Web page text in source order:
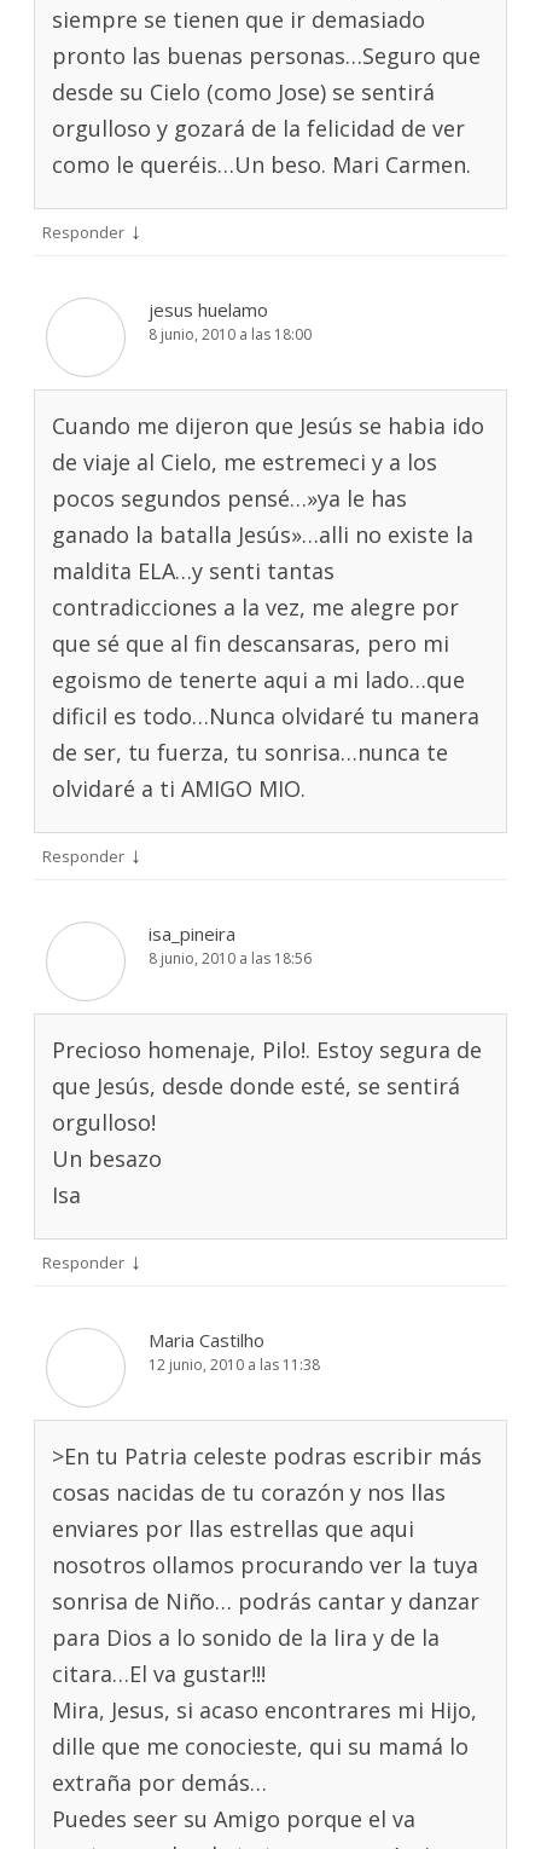
siempre se tienen que ir demasiado
pronto las buenas personas…Seguro que
desde su Cielo (como Jose) se sentirá
orgulloso y gozará de la felicidad de ver
como le queréis…Un beso. Mari Carmen.
Responder ↓
jesus huelamo
8 junio, 2010 a las 18:00
Cuando me dijeron que Jesús se habia ido
de viaje al Cielo, me estremeci y a los
pocos segundos pensé…»ya le has
ganado la batalla Jesús»…alli no existe la
maldita ELA…y senti tantas
contradicciones a la vez, me alegre por
que sé que al fin descansaras, pero mi
egoismo de tenerte aqui a mi lado…que
dificil es todo…Nunca olvidaré tu manera
de ser, tu fuerza, tu sonrisa…nunca te
olvidaré a ti AMIGO MIO.
Responder ↓
isa_pineira
8 junio, 2010 a las 18:56
Precioso homenaje, Pilo!. Estoy segura de
que Jesús, desde donde esté, se sentirá
orgulloso!
Un besazo
Isa
Responder ↓
Maria Castilho
12 junio, 2010 a las 11:38
>En tu Patria celeste podras escribir más
cosas nacidas de tu corazón y nos llas
enviares por llas estrellas que aqui
nosotros ollamos procurando ver la tuya
sonrisa de Niño… podrás cantar y danzar
para Dios a lo sonido de la lira y de la
citara…El va gustar!!!
Mira, Jesus, si acaso encontrares mi Hijo,
dille que me conocieste, qui su mamá lo
extraña por demás…
Puedes seer su Amigo porque el va